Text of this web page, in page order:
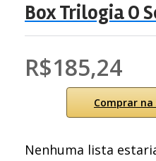
Box Trilogia O
R$185,24
Comprar na
Nenhuma lista